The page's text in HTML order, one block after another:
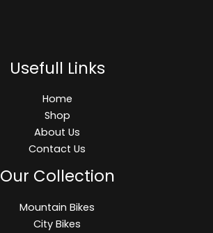
Usefull Links
Home
Shop
About Us
Contact Us
Our Collection
Mountain Bikes
City Bikes